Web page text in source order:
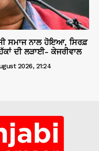
ਸਮਾਜ ਨਾਲ ਹੋਇਆ, ਸਿਰਫ਼
ਦੀ ਲੜਾਈ- ਕੇਜਰੀਵਾਲ
2026, 21:24